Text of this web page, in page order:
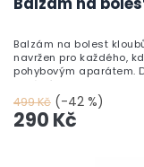
499 Kč (-42 %)
290 Kč
Balzám na bolest
navržen pro každého,
pohybovým aparátem.
ideální volbou pro
vyrobený z
kombinuje přírodní
které mají zklidňující a